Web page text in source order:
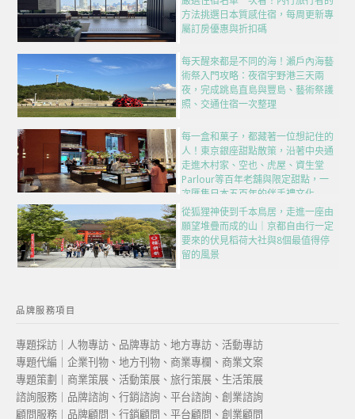
方法挑選日本質感住宿，每周更新專
屬訂房優惠與折扣碼
每天醒來都是不同的海！瀨戶內海藝
術祭入門攻略：夜宿宇野港三天兩
夜，完成跳島直島與豐島、藝術祭護
照、交通住宿一次整理
每一盒和菓子，都藏著一位想記住的
人！東京銀座甜點散策，沿著中央通
走進木村家、空也、虎屋、資生堂
Parlour等百年老舖與限定甜點，一
次匯集日本五百年的伴手禮文化
從狐狸神使到千本鳥居，走進一座由
願望堆疊而成的山｜京都自由行一定
要來的伏見稻荷大社與8個最值得停
留的風景
品牌服務項目
專題採訪｜人物專訪、品牌專訪、地方專訪、活動專訪
專題代編｜企業刊物、地方刊物、商業專欄、商業文案
專題策劃｜商業策展、活動策展、旅行策展、生活策展
諮詢服務｜品牌諮詢、行銷諮詢、平台諮詢、創業諮詢
顧問服務｜品牌顧問、行銷顧問、平台顧問、創業顧問